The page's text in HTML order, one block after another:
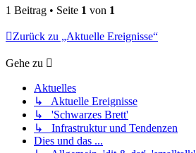
1 Beitrag • Seite 1 von 1
Zurück zu „Aktuelle Ereignisse“
Gehe zu
Aktuelles
↳ Aktuelle Ereignisse
↳ 'Schwarzes Brett'
↳ Infrastruktur und Tendenzen
Dies und das ...